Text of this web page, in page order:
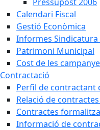
Calendari Fiscal
Gestió Econòmica
Informes Sindicatura
Patrimoni Municipal
Cost de les
Contractació
Perfil de contractant
Relació de
Contractes
Informació de